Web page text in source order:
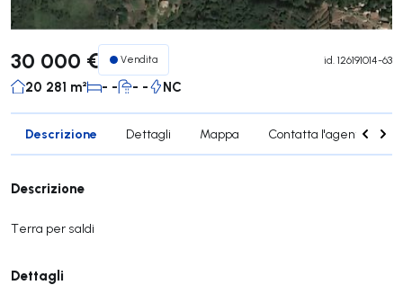
30 000 € Vendita id. 126191014-63
20 281 m² - - - - NC
Descrizione Dettagli Mappa Contatta l'agente
Descrizione
Terra per saldi
Dettagli